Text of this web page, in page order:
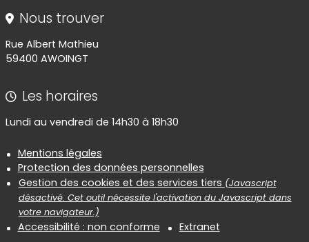
Nous trouver
Rue Albert Mathieu
59400 AWOINGT
Les horaires
Lundi au vendredi de 14h30 à 18h30
Informations réglementaires
Mentions légales
Protection des données personnelles
Gestion des cookies et des services tiers (Javascript
désactivé. Cet outil nécessite l'activation du Javascript dans
votre navigateur.)
Accessibilité : non conforme Extranet